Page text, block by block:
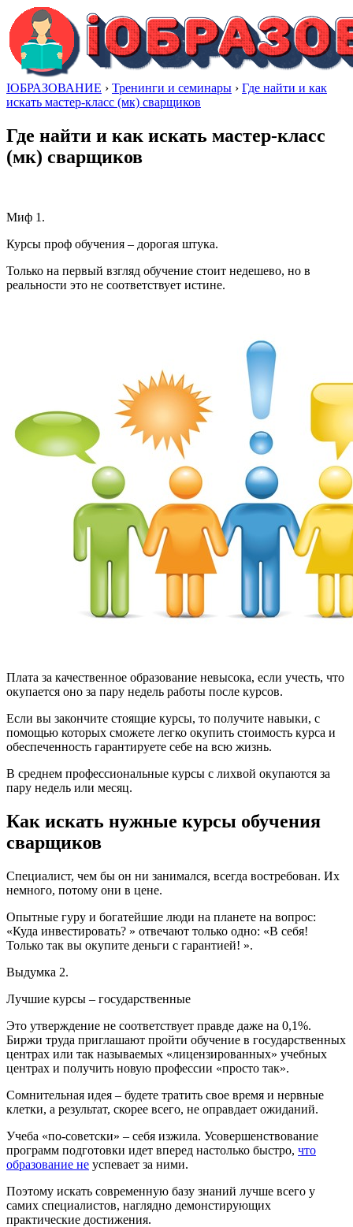
IОБРАЗОВАНИЕ › Тренинги и семинары › Где найти и как
искать мастер-класс (мк) сварщиков
Где найти и как искать мастер-класс
(мк) сварщиков
Миф 1.
Курсы проф обучения – дорогая штука.
Только на первый взгляд обучение стоит недешево, но в
реальности это не соответствует истине.
Плата за качественное образование невысока, если учесть, что
окупается оно за пару недель работы после курсов.
Если вы закончите стоящие курсы, то получите навыки, с
помощью которых сможете легко окупить стоимость курса и
обеспеченность гарантируете себе на всю жизнь.
В среднем профессиональные курсы с лихвой окупаются за
пару недель или месяц.
Как искать нужные курсы обучения
сварщиков
Специалист, чем бы он ни занимался, всегда востребован. Их
немного, потому они в цене.
Опытные гуру и богатейшие люди на планете на вопрос:
«Куда инвестировать? » отвечают только одно: «В себя!
Только так вы окупите деньги с гарантией! ».
Выдумка 2.
Лучшие курсы – государственные
Это утверждение не соответствует правде даже на 0,1%.
Биржи труда приглашают пройти обучение в государственных
центрах или так называемых «лицензированных» учебных
центрах и получить новую профессии «просто так».
Сомнительная идея – будете тратить свое время и нервные
клетки, а результат, скорее всего, не оправдает ожиданий.
Учеба «по-советски» – себя изжила. Усовершенствование
программ подготовки идет вперед настолько быстро, что
образование не успевает за ними.
Поэтому искать современную базу знаний лучше всего у
самих специалистов, наглядно демонстирующих
практические достижения.